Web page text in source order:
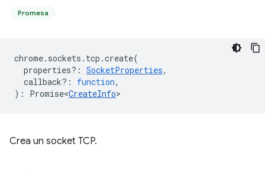
Promesa
chrome. sockets . tcp .create(
properties? : SocketProperties,
callback? : function,
) : Promise<CreateInfo>
Crea un socket TCP.